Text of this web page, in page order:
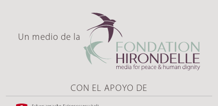
Un medio de la
CON EL APOYO DE